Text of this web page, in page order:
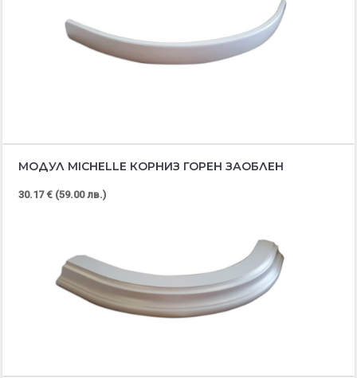
МОДУЛ MICHELLE КОРНИЗ ГОРЕН ЗАОБЛЕН
30.17 € (59.00 лв.)